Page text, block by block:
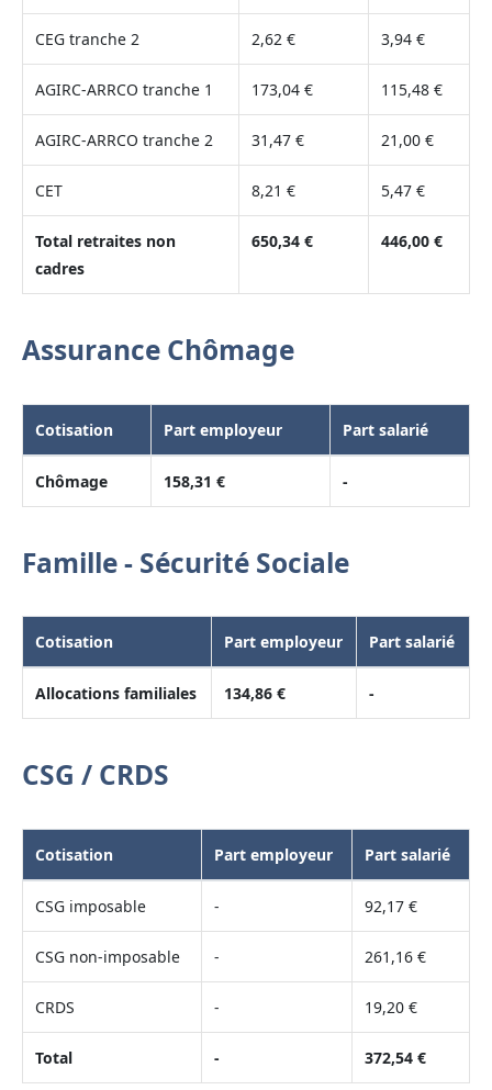
CEG tranche 2 2,62 € 3,94 €
AGIRC-ARRCO tranche 1 173,04 € 115,48 €
AGIRC-ARRCO tranche 2 31,47 € 21,00 €
CET 8,21 € 5,47 €
Total retraites non
cadres
650,34 € 446,00 €
Assurance Chômage
Cotisation Part employeur Part salarié
Chômage 158,31 € -
Famille - Sécurité Sociale
Cotisation Part employeur Part salarié
Allocations familiales 134,86 € -
CSG / CRDS
Cotisation Part employeur Part salarié
CSG imposable - 92,17 €
CSG non-imposable - 261,16 €
CRDS - 19,20 €
Total - 372,54 €